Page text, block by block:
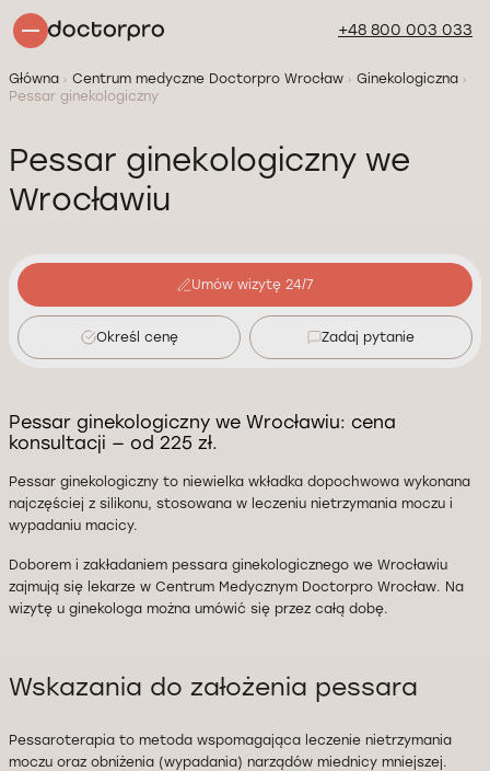
+48 800 003 033
Główna Centrum medyczne Doctorpro Wrocław
Ginekologiczna
Pessar ginekologiczny
Pessar ginekologiczny we
Wrocławiu
Umów wizytę 24/7
Określ cenę Zadaj pytanie
Pessar ginekologiczny we Wrocławiu: cena
konsultacji — od 225 zł.
Pessar ginekologiczny to niewielka wkładka dopochwowa wykonana
najczęściej z silikonu, stosowana w leczeniu nietrzymania moczu i
wypadaniu macicy.
Doborem i zakładaniem pessara ginekologicznego we Wrocławiu
zajmują się lekarze w Centrum Medycznym Doctorpro Wrocław. Na
wizytę u ginekologa można umówić się przez całą dobę.
Wskazania do założenia pessara
Pessaroterapia to metoda wspomagająca leczenie nietrzymania
moczu oraz obniżenia (wypadania) narządów miednicy mniejszej.